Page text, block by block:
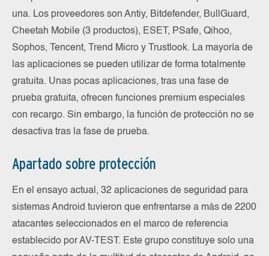
una. Los proveedores son Antiy, Bitdefender, BullGuard,
Cheetah Mobile (3 productos), ESET, PSafe, Qihoo,
Sophos, Tencent, Trend Micro y Trustlook. La mayoría de
las aplicaciones se pueden utilizar de forma totalmente
gratuita. Unas pocas aplicaciones, tras una fase de
prueba gratuita, ofrecen funciones premium especiales
con recargo. Sin embargo, la función de protección no se
desactiva tras la fase de prueba.
Apartado sobre protección
En el ensayo actual, 32 aplicaciones de seguridad para
sistemas Android tuvieron que enfrentarse a más de 2200
atacantes seleccionados en el marco de referencia
establecido por AV-TEST. Este grupo constituye solo una